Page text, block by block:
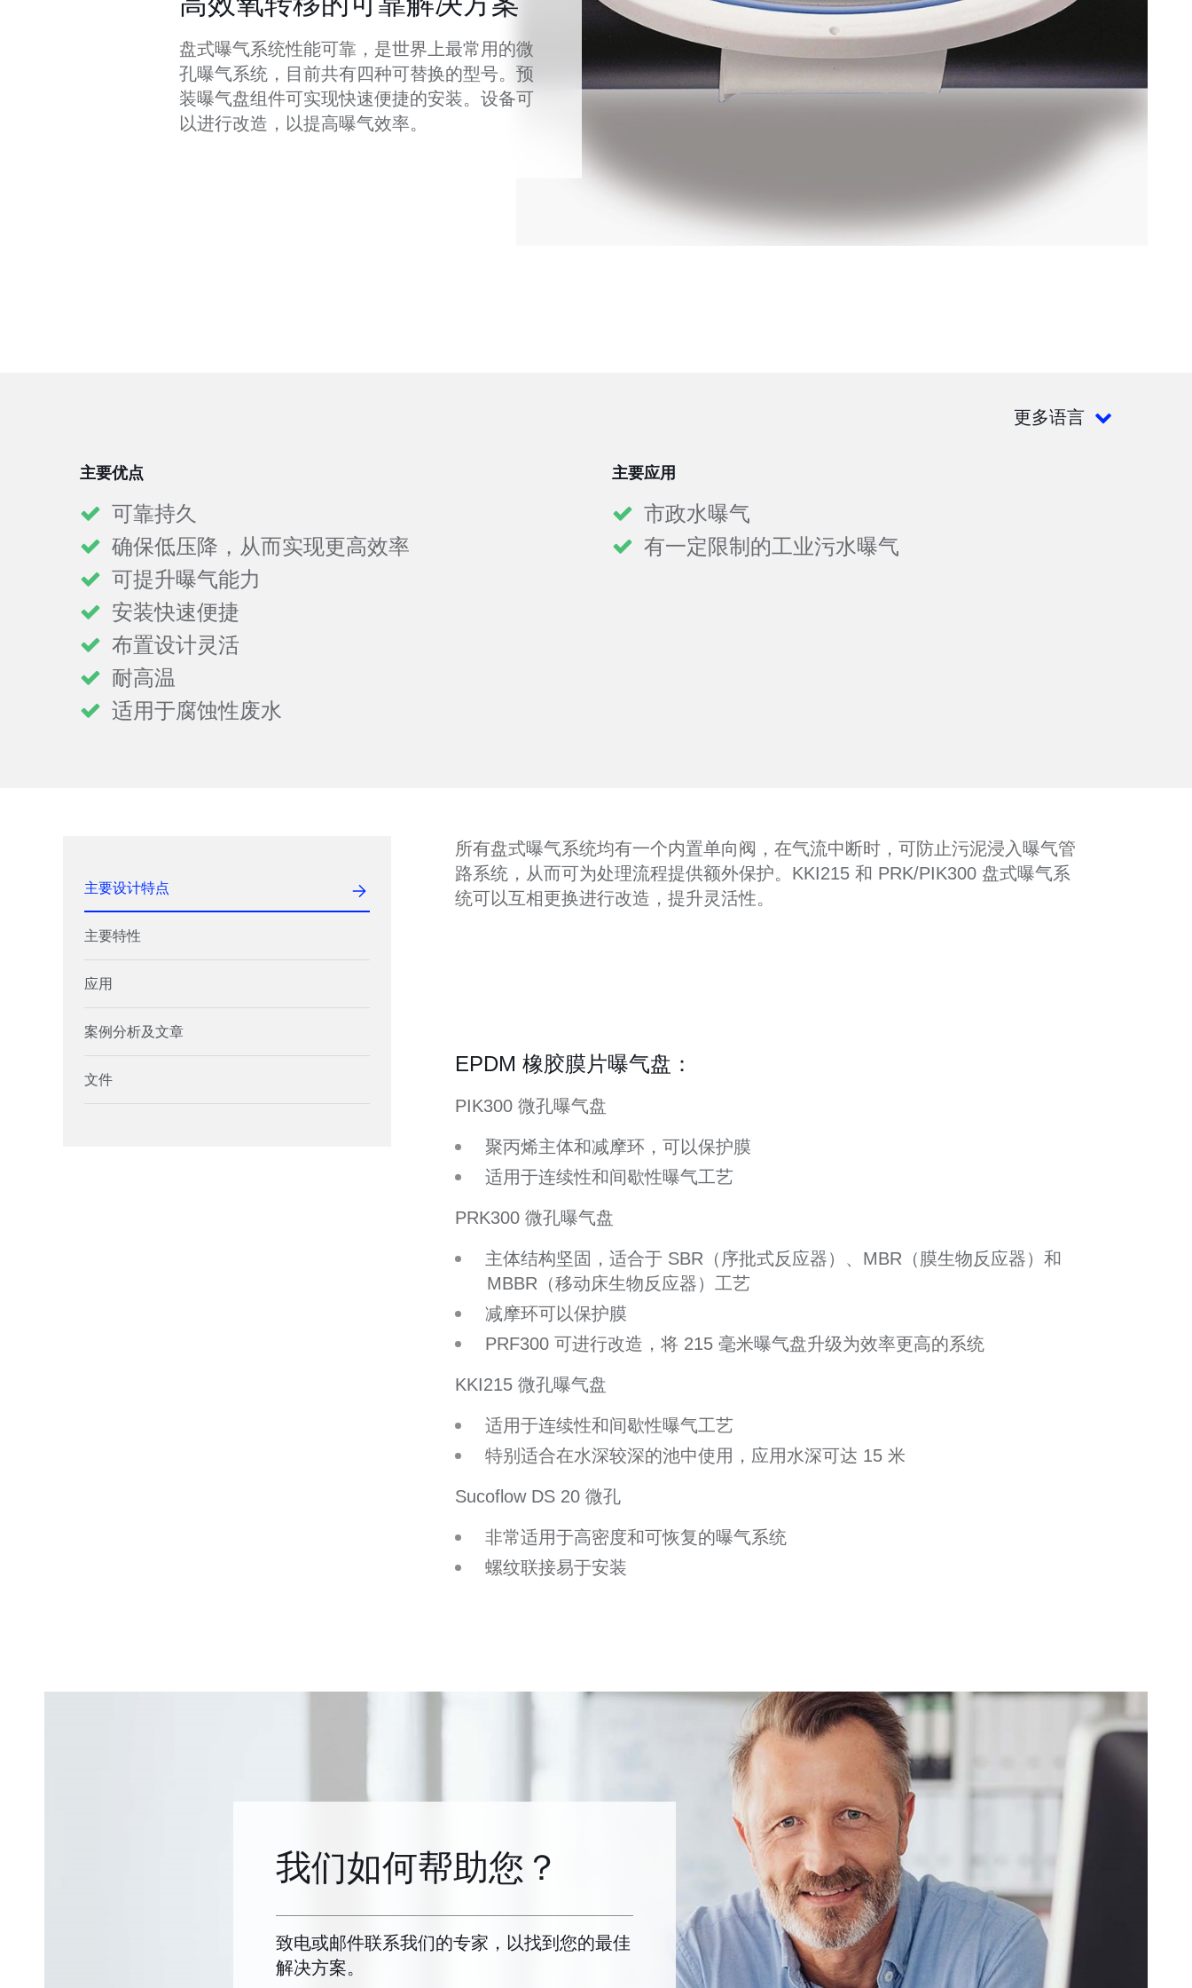
盘式曝气系统性能可靠，是世界上最常用的微
孔曝气系统，目前共有四种可替换的型号。预
装曝气盘组件可实现快速便捷的安装。设备可
以进行改造，以提高曝气效率。
更多语言
主要优点
可靠持久
确保低压降，从而实现更高效率
可提升曝气能力
安装快速便捷
布置设计灵活
耐高温
适用于腐蚀性废水
主要应用
市政水曝气
有一定限制的工业污水曝气
主要设计特点
所有盘式曝气系统均有一个内置单向阀，在气流中断时，可防止污泥浸入曝气管
路系统，从而可为处理流程提供额外保护。KKI215 和 PRK/PIK300 盘式曝气系
统可以互相更换进行改造，提升灵活性。
EPDM 橡胶膜片曝气盘：
PIK300 微孔曝气盘
聚丙烯主体和减摩环，可以保护膜
适用于连续性和间歇性曝气工艺
PRK300 微孔曝气盘
主体结构坚固，适合于 SBR（序批式反应器）、MBR（膜生物反应器）和
MBBR（移动床生物反应器）工艺
减摩环可以保护膜
PRF300 可进行改造，将 215 毫米曝气盘升级为效率更高的系统
KKI215 微孔曝气盘
适用于连续性和间歇性曝气工艺
特别适合在水深较深的池中使用，应用水深可达 15 米
Sucoflow DS 20 微孔
非常适用于高密度和可恢复的曝气系统
螺纹联接易于安装
主要特性
应用
案例分析及文章
文件
我们如何帮助您？
致电或邮件联系我们的专家，以找到您的最佳
解决方案。